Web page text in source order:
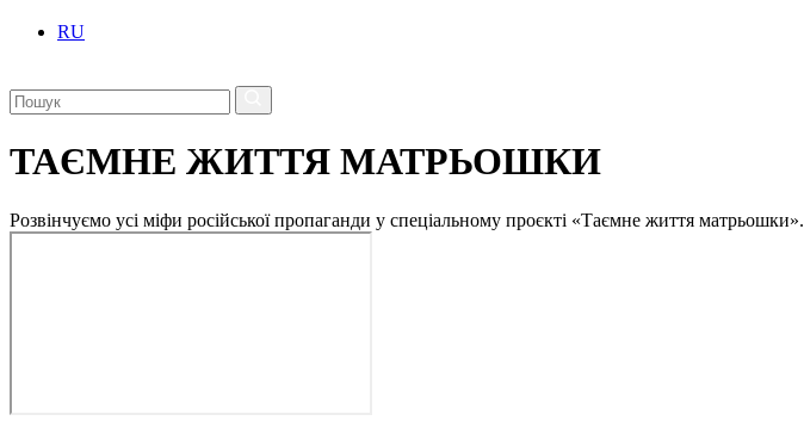
RU
ТАЄМНЕ ЖИТТЯ МАТРЬОШКИ
Розвінчуємо усі міфи російської пропаганди у спеціальному проєкті «Таємне життя матрьошки».